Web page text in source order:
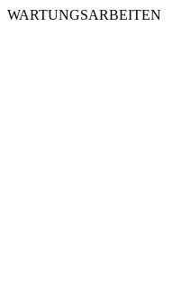
WARTUNGSARBEITEN